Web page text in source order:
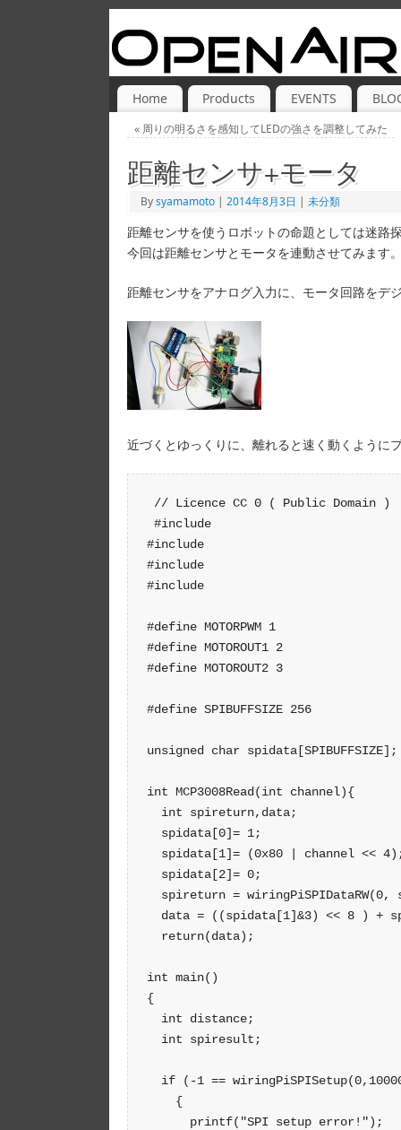
Home Products EVENTS
«周りの明るさを感知してLEDの強さを調整してみた
距離センサ+モータ
Bysyamamoto | 2014年8月3日 | 未分類
距離センサを使うロボットの命題としては迷路
今回は距離センサとモータを連動させてみます
距離センサをアナログ入力に、モータ回路をデ
近づくとゆっくりに、離れると速く動くように
// Licence CC 0 ( Public Domain )
#include
#include
#include
#include
#define MOTORPWM 1
#define MOTOROUT1 2
#define MOTOROUT2 3
#define SPIBUFFSIZE 256
unsigned char spidata[SPIBUFFSIZE];
int MCP3008Read(int channel){
  int spireturn,data;
  spidata[0]= 1;
spidata[1]= (0x80 | channel <<
  spidata[2]= 0;
spireturn = wiringPiSPIDataRW(0,
data = ((spidata[1]&3) << 8 ) +
  return(data);
int main()
{
  int distance;
  int spiresult;
if (-1 ==
    {
      printf("SPI setup error!");